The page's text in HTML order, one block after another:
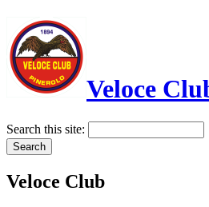
Veloce
Search this site:
Veloce Club